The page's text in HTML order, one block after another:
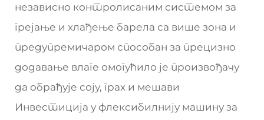
независно контролисаним системом за
грејање и хлађење барела са више зона и
предупремичаром способан за прецизно
додавање влаге омогућило је произвођачу
да обрађује соју, грах и мешави
Инвестиција у флексибилнију машину за